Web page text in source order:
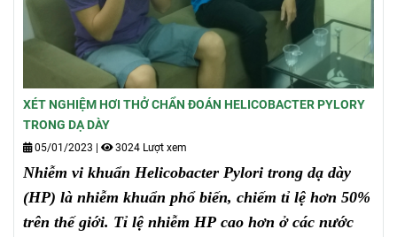
XÉT NGHIỆM HƠI THỞ CHẨN ĐOÁN HELICOBACTER PYLORY
TRONG DẠ DÀY
05/01/2023 3024 Lượt xem
Nhiễm vi khuẩn Helicobacter Pylori trong dạ dày
(HP) là nhiễm khuẩn phổ biến, chiếm tỉ lệ hơn 50%
trên thế giới. Tỉ lệ nhiễm HP cao hơn ở các nước